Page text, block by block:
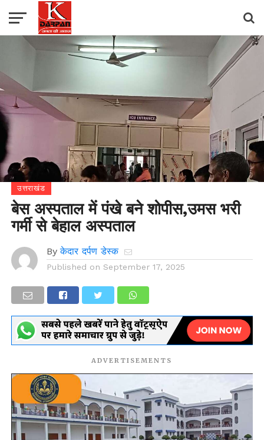
उत्तराखंड
बेस अस्पताल में पंखे बने शोपीस,उमस भरी
गर्मी से बेहाल अस्पताल
By केदार दर्पण डेस्क
Published on September 17, 2025
ADVERTISEMENTS